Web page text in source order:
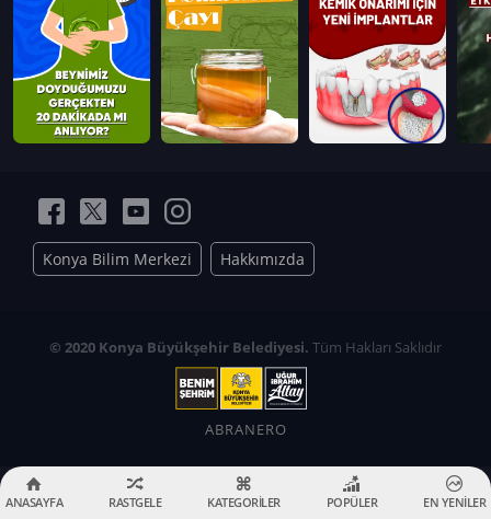
Konya Bilim Merkezi Hakkımızda
© 2020 Konya Büyükşehir Belediyesi. Tüm Hakları Saklıdır
ABRANERO
ANASAYFA RASTGELE KATEGORİLER POPÜLER EN YENİLER